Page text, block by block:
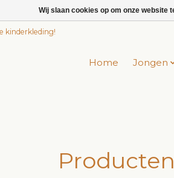
kinderkleding!
Home Jongen
Wij slaan cookies op om onze website